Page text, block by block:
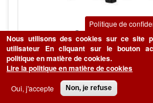
Scie à onglets
AVIS UTILISATEURS
CONSULTER
Politique de
Nous utilisons des cookies sur ce site
utilisateur En cliquant sur le bouton
politique en matière de cookies.
Lire la politique en matière de cookies
Oui, j'accepte Non, je refuse